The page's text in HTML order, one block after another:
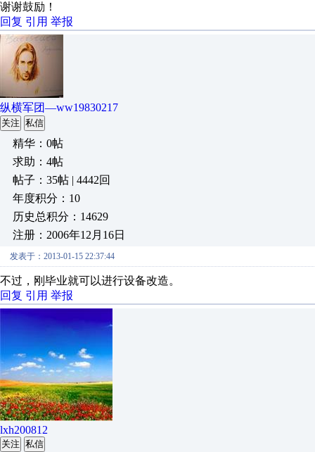
谢谢鼓励！
回复 引用 举报
纵横军团—ww19830217
关注 私信
精华：0帖
求助：4帖
帖子：35帖 | 4442回
年度积分：10
历史总积分：14629
注册：2006年12月16日
发表于：2013-01-15 22:37:44
不过，刚毕业就可以进行设备改造。
回复 引用 举报
lxh200812
关注 私信